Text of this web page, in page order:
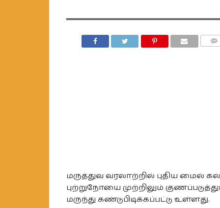
மருத்துவ வரலாற்றில் புதிய மைல்
புற்றுநோயை முற்றிலும்
மருந்து கண்டுபிடிக்கப்பட்டு உள்ளது.